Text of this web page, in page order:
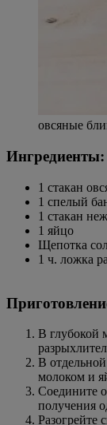
овсяные
Ингредиенты:
1 стакан
1 спелый
1 стакан
1 яйцо
Щепотка
1 ч. ложка
В глубокой
В
молоком и
Соедините
получения
Разогрейте